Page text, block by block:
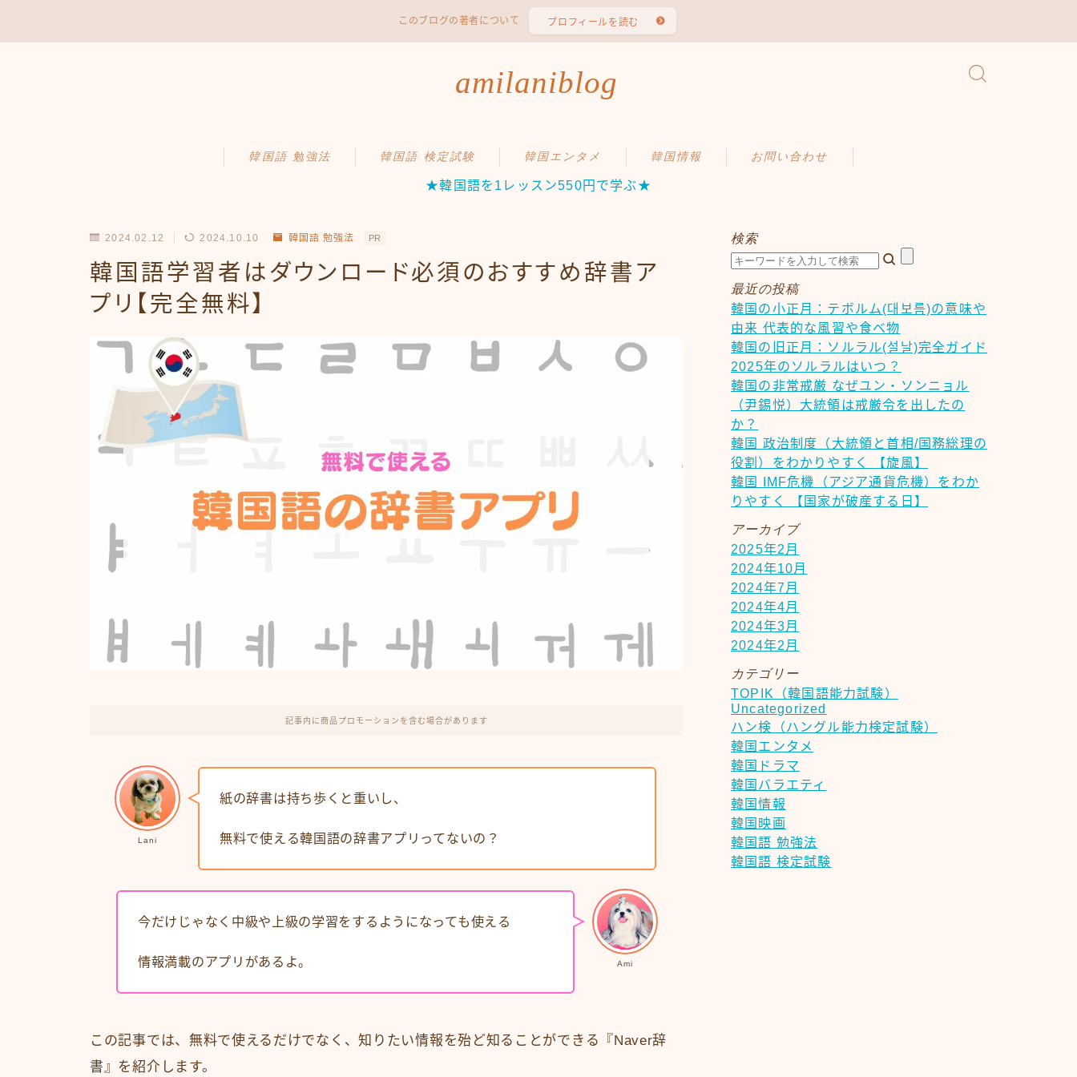
このブログの著者について プロフィールを読む
amilaniblog
韓国語 勉強法 韓国語 検定試験
TOPIK（韓国語能力試験）
韓国エンタメ
韓国バラエティ
韓国情報 お問い合わせ
★韓国語を1レッスン550円で学ぶ★
2024.02.12 2024.10.10 韓国語 勉強法 PR
韓国語学習者はダウンロード必須のおすすめ辞書ア
プリ【完全無料】
記事内に商品プロモーションを含む場合があります
Lani
紙の辞書は持ち歩くと重いし、
無料で使える韓国語の辞書アプリってないの？
Ami
今だけじゃなく中級や上級の学習をするようになっても使える
情報満載のアプリがあるよ。
この記事では、無料で使えるだけでなく、知りたい情報を殆ど知ることができる『Naver辞
書』を紹介します。
検索
最近の投稿
韓国の小正月：テボルム(대보름)の意味や
由来 代表的な風習や食べ物
韓国の旧正月：ソルラル(설날)完全ガイド
2025年のソルラルはいつ？
韓国の非常戒厳 なぜユン・ソンニョル
（尹錫悦）大統領は戒厳令を出したの
か？
韓国 政治制度（大統領と首相/国務総理の
役割）をわかりやすく 【旋風】
韓国 IMF危機（アジア通貨危機）をわか
りやすく 【国家が破産する日】
アーカイブ
2025年2月
2024年10月
2024年7月
2024年4月
2024年3月
2024年2月
カテゴリー
TOPIK（韓国語能力試験）
Uncategorized
ハン検（ハングル能力検定試験）
韓国エンタメ
韓国ドラマ
韓国バラエティ
韓国情報
韓国映画
韓国語 勉強法
韓国語 検定試験